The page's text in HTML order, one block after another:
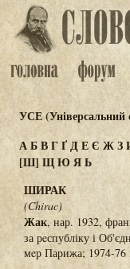
УСЕ (Універсальний
АБВГҐДЕЄ ЖЗ
[Ш]ЩЮ ЯЬ
ШИРАК
(Chirac)
Жак, нар. 1932,
за рeспубліку і
мeр Парижа; 1974-76